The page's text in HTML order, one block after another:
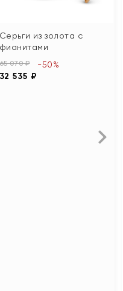
Серьги из золота с
фианитами
070 ₽
32 535 ₽
-50%